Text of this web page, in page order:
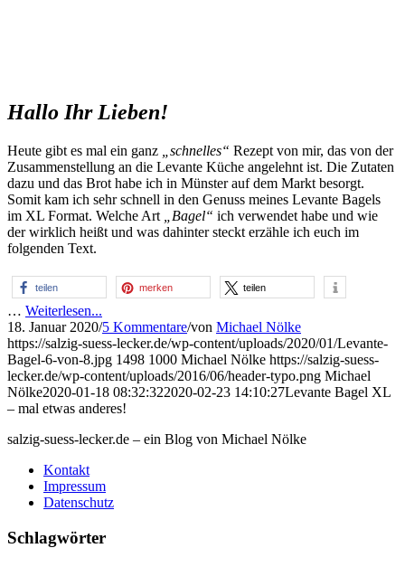
Hallo Ihr Lieben!
Heute gibt es mal ein ganz „schnelles“ Rezept von mir, das von der
Zusammenstellung an die Levante Küche angelehnt ist. Die Zutaten
dazu und das Brot habe ich in Münster auf dem Markt besorgt.
Somit kam ich sehr schnell in den Genuss meines Levante Bagels
im XL Format. Welche Art
„Bagel“ ich verwendet habe und wie
der wirklich heißt und was dahinter steckt erzähle ich euch im
folgenden Text.
teilen merken teilen
… Weiterlesen...
18. Januar 2020/5 Kommentare/von Michael Nölke
https://salzig-suess-lecker.de/wp-content/uploads/2020/01/Levante-
Bagel-6-von-8.jpg 1498 1000 Michael Nölke https://salzig-suess-
lecker.de/wp-content/uploads/2016/06/header-typo.png Michael
Nölke2020-01-18 08:32:322020-02-23 14:10:27Levante Bagel XL
– mal etwas anderes!
salzig-suess-lecker.de – ein Blog von Michael Nölke
Kontakt
Impressum
Datenschutz
Schlagwörter